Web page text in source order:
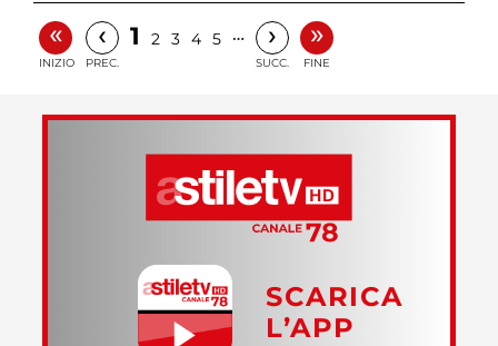
«
INIZIO
‹
PREC.
1 2 3 4 5 … ›
SUCC.
»
FINE
SCARICA
L’APP